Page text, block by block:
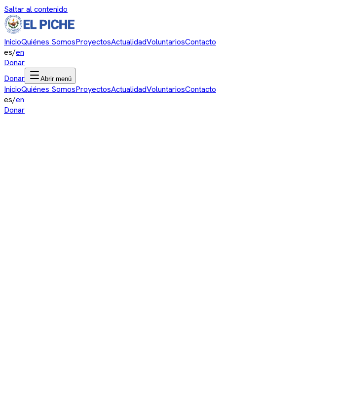
Saltar al contenido
InicioQuiénes SomosProyectosActualidadVoluntariosContacto
es/en
Donar
Donar
Abrir menú
InicioQuiénes SomosProyectosActualidadVoluntariosContacto
es/en
Donar